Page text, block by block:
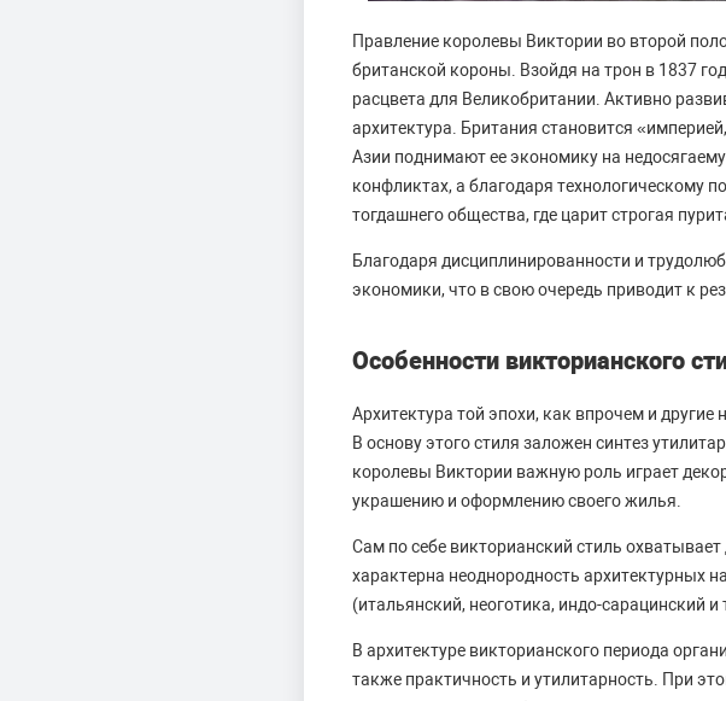
Правление королевы Виктории во второй
британской короны. Взойдя на трон в 1837
расцвета для Великобритании. Активно
архитектура. Британия становится
Азии поднимают ее экономику на
конфликтах, а благодаря технологическому
тогдашнего общества, где царит строгая
Благодаря дисциплинированности и
экономики, что в свою очередь приводит к
Особенности викторианского
Архитектура той эпохи, как впрочем и другие
В основу этого стиля заложен синтез
королевы Виктории важную роль играет
украшению и оформлению своего жилья.
Сам по себе викторианский стиль
характерна неоднородность архитектурных
(итальянский, неоготика, индо-сарацинский и
В архитектуре викторианского периода
также практичность и утилитарность. При